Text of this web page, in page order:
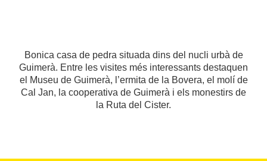
Bonica casa de pedra situada dins del nucli urbà de
Guimerà. Entre les visites més interessants destaquen
el Museu de Guimerà, l’ermita de la Bovera, el molí de
Cal Jan, la cooperativa de Guimerà i els monestirs de
la Ruta del Cister.